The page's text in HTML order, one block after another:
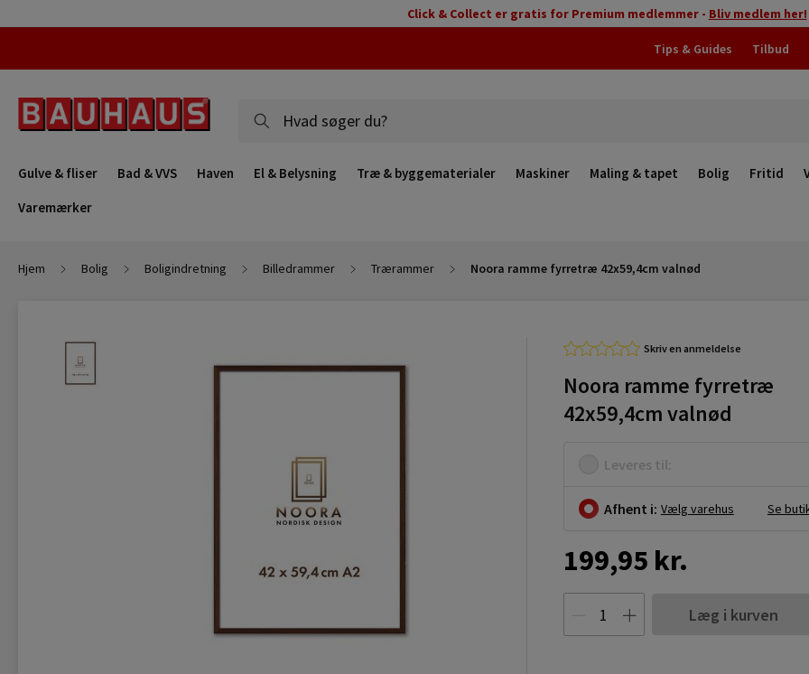
Click & Collect er gratis for Premium medlemmer - Bliv medlem her!
Tips & Guides Tilbud
Gulve & fliser Bad & VVS Haven El & Belysning Træ & byggematerialer Maskiner Maling & tapet Bolig Fritid
Varemærker
Hjem Bolig Boligindretning Billedrammer Trærammer Noora ramme fyrretræ 42x59,4cm valnød
Skriv en anmeldelse
Noora ramme fyrretræ
42x59,4cm valnød
Leveres til:
Afhent i: Vælg varehus Se
199,95 kr.
Læg i kurven